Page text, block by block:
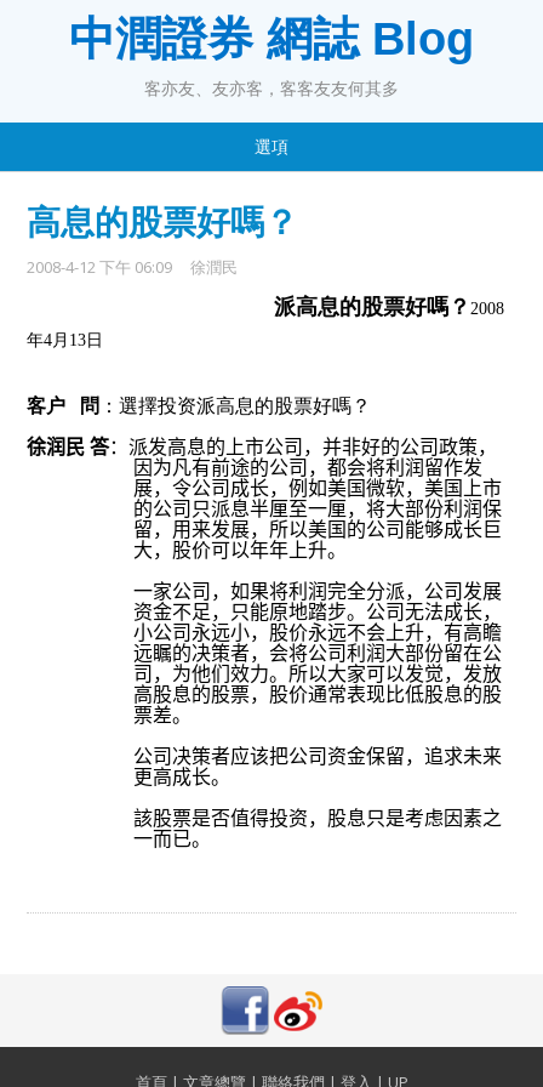
中潤證券 網誌 Blog
客亦友、友亦客，客客友友何其多
選項
高息的股票好嗎？
2008-4-12 下午 06:09 徐潤民
派高息的股票好嗎？ 2008
年4月13 日
客户 問 ：選擇投资派高息的股票好嗎？
徐润 民 答：派发高息的上市公司 ，并非好的公司政策，
因 为凡有前途的公司，都会将利润 留作发
展，令公司成长，例如美国微软，美国
上市
的公司只派息半厘至一厘，将大部份利润保
留，用 来发展，所以美国 的公司能够成长巨
大，股价可以年年上升。
一家公司，如果将利润完全分派，公司 发展
资金不足，只能原地踏步。公司无法成长，
小公司永远小，股价永远不会 上升，有高瞻
远瞩的决策者， 会将公司利润大部份留在公
司， 为他们效力。所以大家可以发觉， 发放
高股息的股票，股价通常表现比低股息的股
票差。
公司 决策者应该把公司 资金保留，追求未来
更高成长。
該股票是否值得投资， 股息只是考虑因素之
一而已。
首頁| 文章總覽 | 聯絡我們 | 登入 | UP